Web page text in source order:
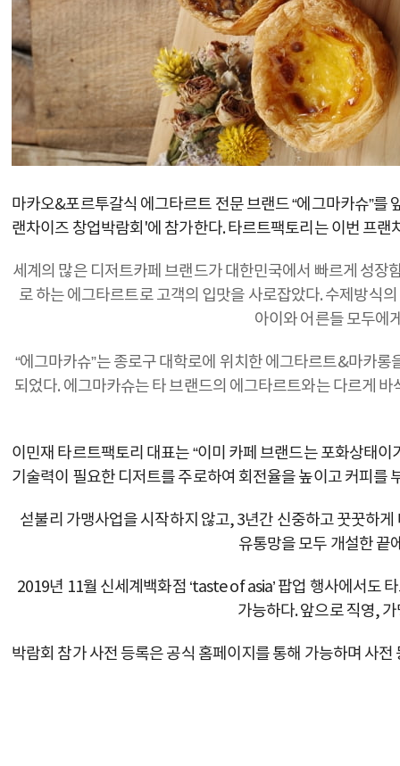
마카오&포르투갈식 에그타르트 전문 브랜드 “에그마카슈”
랜차이즈 창업박람회'에 참가한다. 타르트팩토리는 이번 프
세계의 많은 디저트카페 브랜드가 대한민국에서 빠르게 성
로 하는 에그타르트로 고객의 입맛을 사로잡았다. 수제방식
아이와 어른들 모두에
“에그마카슈”는 종로구 대학로에 위치한 에그타르트&마카
되었다. 에그마카슈는 타 브랜드의 에그타르트와는 다르게
이민재 타르트팩토리 대표는 “이미 카페 브랜드는 포화상태
기술력이 필요한 디저트를 주로하여 회전율을 높이고 커피를
섣불리 가맹사업을 시작하지 않고, 3년간 신중하고 꿋꿋하
유통망을 모두 개설한 끝
2019년 11월 신세계백화점 ‘taste of asia’ 팝업 행사에서도
가능하다. 앞으로 직영,
박람회 참가 사전 등록은 공식 홈페이지를 통해 가능하며 사